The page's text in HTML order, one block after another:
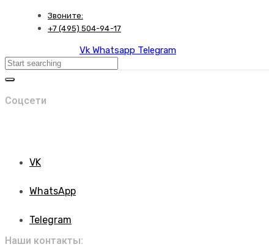
Skip
to
Звоните:
+7 (495) 504-94-17
Vk Whatsapp Telegram
Search
Соцсети
VK
WhatsApp
Telegram
Наши контакты: